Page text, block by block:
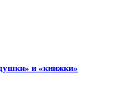
и «книжки»